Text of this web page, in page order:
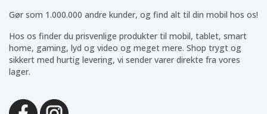
Gør som 1.000.000 andre kunder, og find alt til din mobil hos os!
Hos os finder du prisvenlige produkter til mobil, tablet, smart
home, gaming, lyd og video og meget mere. Shop trygt og
sikkert med hurtig levering, vi sender varer direkte fra vores
lager.